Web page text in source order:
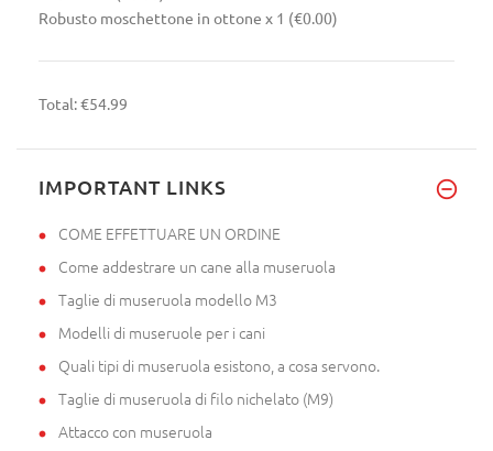
Robusto moschettone in ottone x 1 (€0.00)
Total:€54.99
IMPORTANT LINKS
COME EFFETTUARE UN ORDINE
Come addestrare un cane alla museruola
Taglie di museruola modello M3
Modelli di museruole per i cani
Quali tipi di museruola esistono, a cosa servono.
Taglie di museruola di filo nichelato (M9)
Attacco con museruola